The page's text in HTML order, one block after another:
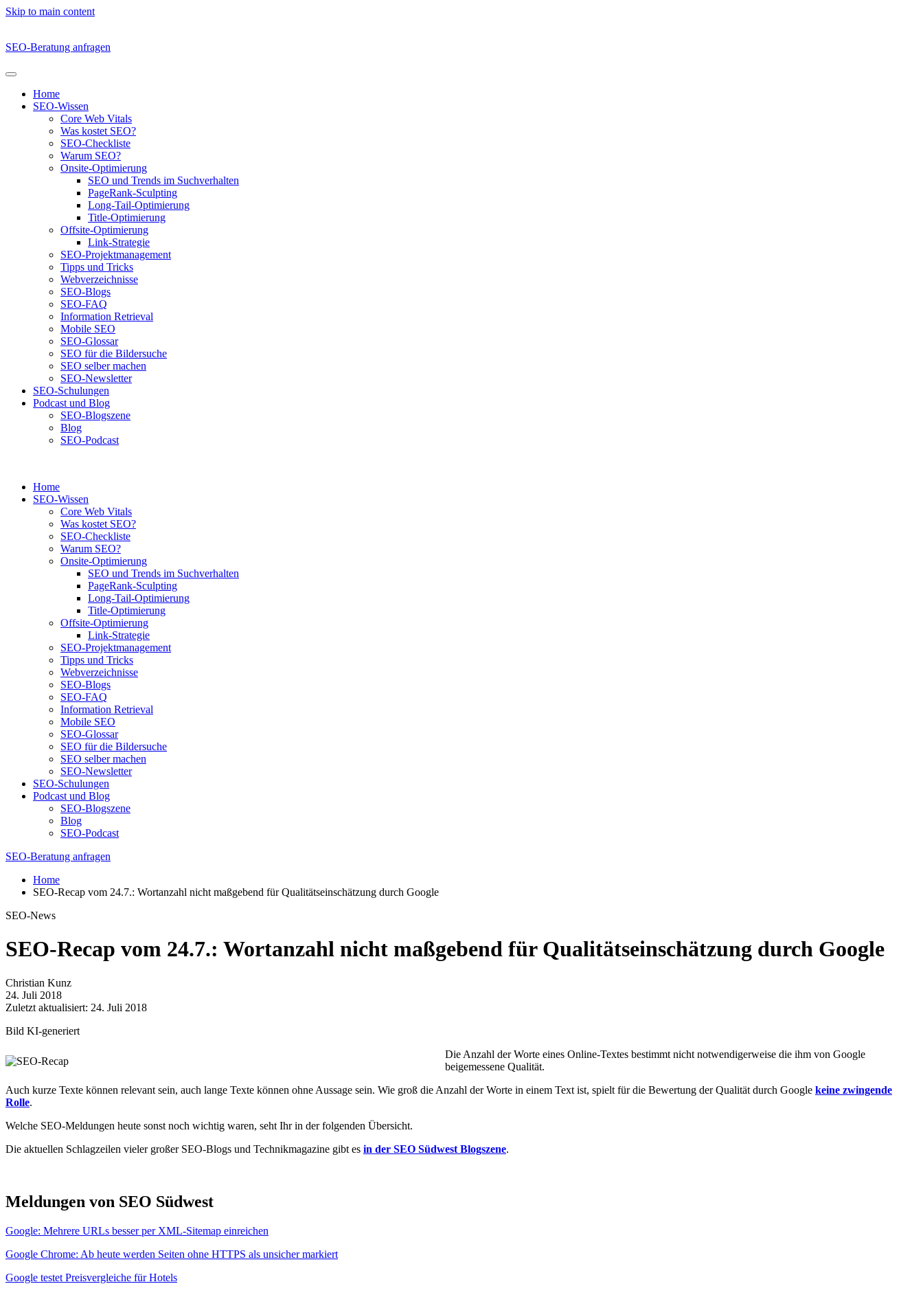
Skip to main content
SEO-Beratung anfragen
Home
SEO-Wissen
Core Web Vitals
Was kostet SEO?
SEO-Checkliste
Warum SEO?
Onsite-Optimierung
SEO und Trends im Suchverhalten
PageRank-Sculpting
Long-Tail-Optimierung
Title-Optimierung
Offsite-Optimierung
Link-Strategie
SEO-Projektmanagement
Tipps und Tricks
Webverzeichnisse
SEO-Blogs
SEO-FAQ
Information Retrieval
Mobile SEO
SEO-Glossar
SEO für die Bildersuche
SEO selber machen
SEO-Newsletter
SEO-Schulungen
Podcast und Blog
SEO-Blogszene
Blog
SEO-Podcast
Home
SEO-Wissen
Core Web Vitals
Was kostet SEO?
SEO-Checkliste
Warum SEO?
Onsite-Optimierung
SEO und Trends im Suchverhalten
PageRank-Sculpting
Long-Tail-Optimierung
Title-Optimierung
Offsite-Optimierung
Link-Strategie
SEO-Projektmanagement
Tipps und Tricks
Webverzeichnisse
SEO-Blogs
SEO-FAQ
Information Retrieval
Mobile SEO
SEO-Glossar
SEO für die Bildersuche
SEO selber machen
SEO-Newsletter
SEO-Schulungen
Podcast und Blog
SEO-Blogszene
Blog
SEO-Podcast
SEO-Beratung anfragen
Home
SEO-Recap vom 24.7.: Wortanzahl nicht maßgebend für Qualitätseinschätzung durch Google
SEO-News
SEO-Recap vom 24.7.: Wortanzahl nicht maßgebend für Qualitätseinschätzung durch Google
Christian Kunz
24. Juli 2018
Zuletzt aktualisiert: 24. Juli 2018
Bild KI-generiert
Die Anzahl der Worte eines Online-Textes bestimmt nicht notwendigerweise die ihm von Google
beigemessene Qualität.
Auch kurze Texte können relevant sein, auch lange Texte können ohne Aussage sein. Wie groß die Anzahl der Worte in einem Text ist, spielt für die Bewertung der Qualität durch Google keine zwingende
Rolle.
Welche SEO-Meldungen heute sonst noch wichtig waren, seht Ihr in der folgenden Übersicht.
Die aktuellen Schlagzeilen vieler großer SEO-Blogs und Technikmagazine gibt es in der SEO Südwest Blogszene.
Meldungen von SEO Südwest
Google: Mehrere URLs besser per XML-Sitemap einreichen
Google Chrome: Ab heute werden Seiten ohne HTTPS als unsicher markiert
Google testet Preisvergleiche für Hotels